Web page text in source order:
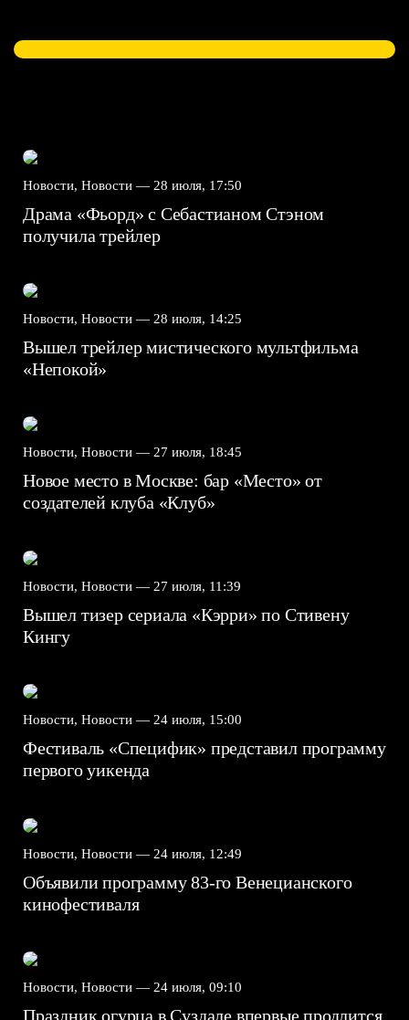
Новости, Новости — 28 июля, 17:50
Драма «Фьорд» с Себастианом Стэном
получила трейлер
Новости, Новости — 28 июля, 14:25
Вышел трейлер мистического мультфильма
«Непокой»
Новости, Новости — 27 июля, 18:45
Новое место в Москве: бар «Место» от
создателей клуба «Клуб»
Новости, Новости — 27 июля, 11:39
Вышел тизер сериала «Кэрри» по Стивену
Кингу
Новости, Новости — 24 июля, 15:00
Фестиваль «Специфик» представил программу
первого уикенда
Новости, Новости — 24 июля, 12:49
Объявили программу 83-го Венецианского
кинофестиваля
Новости, Новости — 24 июля, 09:10
Праздник огурца в Суздале впервые продлится